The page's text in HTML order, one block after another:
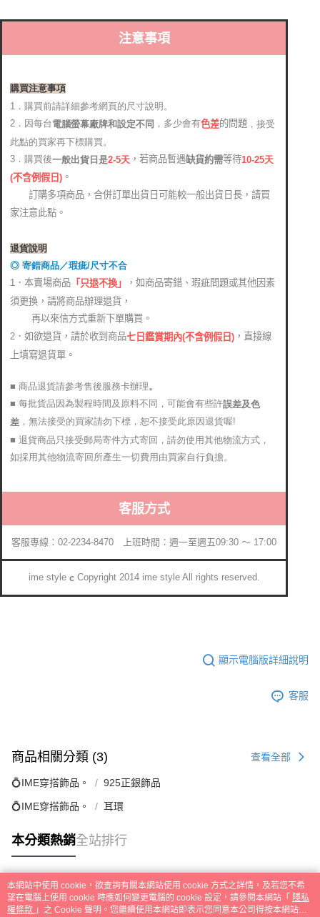
注意事項
購買注意事項
1．購買前請詳細參考網頁的尺寸說明。
2．因每台電腦螢幕廠牌和設定不同 ，多少會有色差的問題 ，接受
此點的買家再下標購買。
3．購買後一般出貨日是2-5天 ，若商品暫遇缺貨約需等待10-25天
(不含例假日) 。
訂購多項商品，合併訂單出貨日可能較一般出貨日長，請買
家注意此點。
退貨說明
◎ 寄錯商品／瑕疵/尺寸不合
1．本賣場商品 「只退不換」
，如商品寄錯、瑕疵問題或其他因素
須更換，請將商品辦理退貨，
再以來信方式重新下單購買。
2．如欲退貨，請於收到商品七日鑑賞期內(不含例假日) ，直接線
上填寫退貨單。
■ 商品退貨請參考售後服務卡辦理。
■ 每批貨品因為製程時間及原料不同，可能會有些許誤差及色
差 ，無法接受的買家請勿下標，恕不接受此原因退貨喔!
■ 退貨商品只接受郵局寄件方式寄回，請勿使用其他物流方式，
如採用其他物流寄回所產生一切費用由買家自行負擔。
客服方式
客服專線：02-2234-8470 上班時間：週一至週五09:30 ～ 17:00
ime style cCopyright 2014 ime style All rights reserved.
顯示電腦版詳細說明
客服
商品相關分類 (3) 查看全部
💍IME穿搭飾品。 925正銀飾品
💍IME穿搭飾品。 耳環
本分類熱銷全站排行
熱門標籤
本網站中使用 cookie，欲查詢有關本網站使用 cookie 方式之詳情，及若您不希
望在電腦上使用 cookie 時應如何變更電腦的 cookie 設定，請參閱本網站「 隱私
權條款 」之 Cookie 聲明。您繼續使用本網站即表示您同意本公司得按本網站使